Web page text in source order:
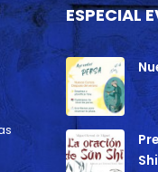
ESPECIAL